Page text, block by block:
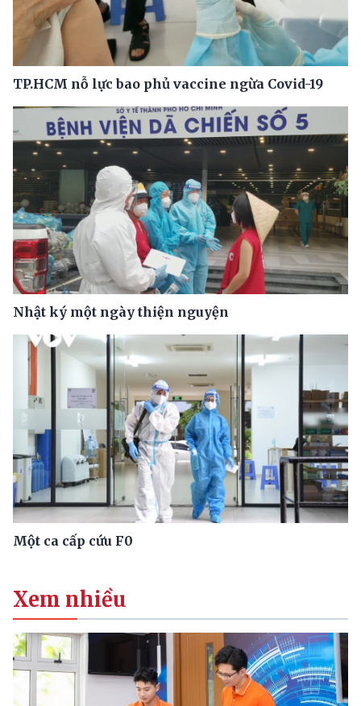
TP.HCM nỗ lực bao phủ vaccine ngừa Covid-19
Nhật ký một ngày thiện nguyện
Một ca cấp cứu F0
Xem nhiều